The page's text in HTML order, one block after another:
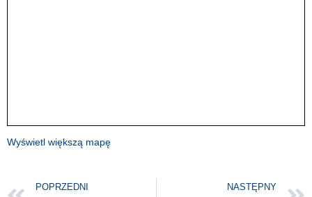
Wyświetl większą mapę
POPRZEDNI NASTĘPNY